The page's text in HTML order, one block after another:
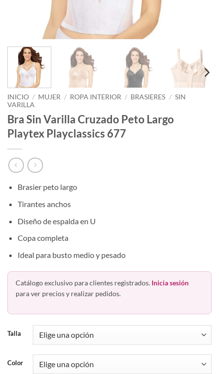
INICIO / MUJER / ROPA INTERIOR / BRASIERES / SIN
VARILLA
Bra Sin Varilla Cruzado Peto Largo
Playtex Playclassics 677
Brasier peto largo
Tirantes anchos
Diseño de espalda en U
Copa completa
Ideal para busto medio y pesado
Catálogo exclusivo para clientes registrados. Inicia sesión
para ver precios y realizar pedidos.
Talla
Color